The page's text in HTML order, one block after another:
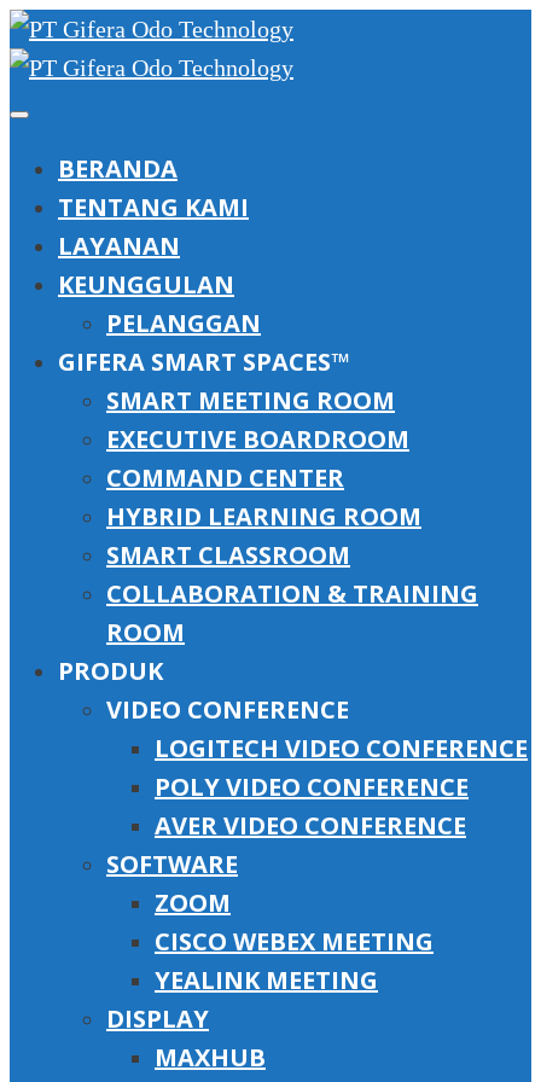
BERANDA
TENTANG KAMI
LAYANAN
KEUNGGULAN
PELANGGAN
GIFERA SMART SPACES™
SMART MEETING ROOM
EXECUTIVE BOARDROOM
COMMAND CENTER
HYBRID LEARNING ROOM
SMART CLASSROOM
COLLABORATION & TRAINING
ROOM
PRODUK
VIDEO CONFERENCE
LOGITECH VIDEO CONFERENCE
POLY VIDEO CONFERENCE
AVER VIDEO CONFERENCE
SOFTWARE
ZOOM
CISCO WEBEX MEETING
YEALINK MEETING
DISPLAY
MAXHUB